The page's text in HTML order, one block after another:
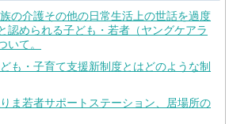
の介護その他の日常生活上の世話を過度
認められる子ども・若者（ヤングケアラ
いて。
も・子育て支援新制度とはどのような制
ま若者サポートステーション、居場所の